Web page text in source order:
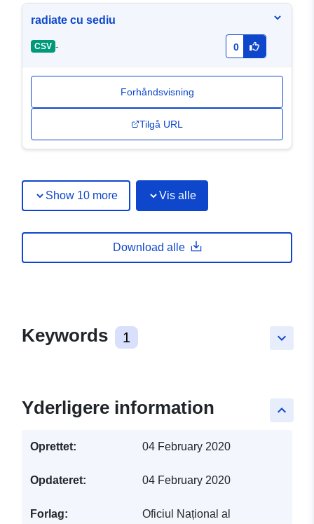
radiate cu sediu
CSV - 0
Forhåndsvisning
Tilgå URL
Show 10 more Vis alle
Download alle
keyboard_arrow_down
Keywords 1
keyboard_arrow_up
Yderligere information
Oprettet: 04 February 2020
Opdateret: 04 February 2020
Forlag: Oficiul Național al